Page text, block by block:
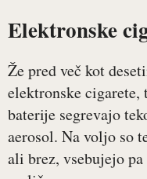
Elektronske
Že pred več kot
elektronske
baterije segrevajo
aerosol. Na voljo so
ali brez, vsebujejo